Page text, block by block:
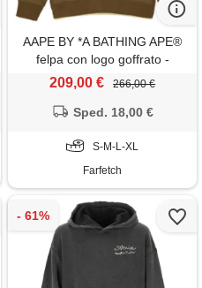
AAPE BY *A BATHING APE®
felpa con logo goffrato -
marrone
209,00 € 266,00 €
Sped. 18,00 €
S-M-L-XL
Farfetch